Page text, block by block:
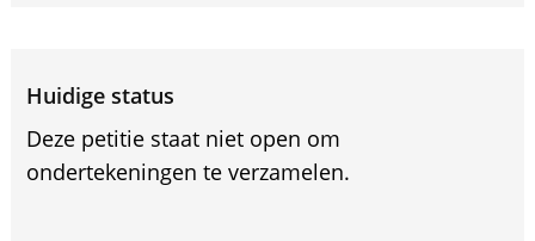
Huidige status
Deze petitie staat niet open om
ondertekeningen te verzamelen.